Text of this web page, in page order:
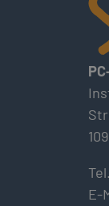
E-